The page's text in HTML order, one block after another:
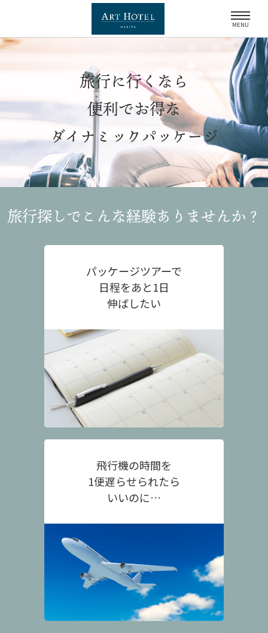
MENU
旅行に行くなら
便利でお得な
ダイナミックパッケージ
旅行探しでこんな経験ありませんか？
パッケージツアーで
日程をあと1日
伸ばしたい
飛行機の時間を
1便遅らせられたら
いいのに…